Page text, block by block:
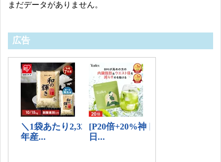
まだデータがありません。
広告